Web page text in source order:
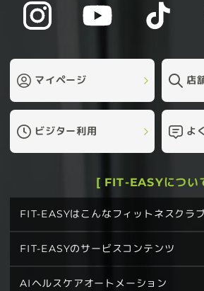
マイページ 店
ビジター利用 よ
[ FIT-EASYについ
FIT-EASYはこんなフィットネスクラ
FIT-EASYのサービスコンテンツ
AIヘルスケアオートメーション